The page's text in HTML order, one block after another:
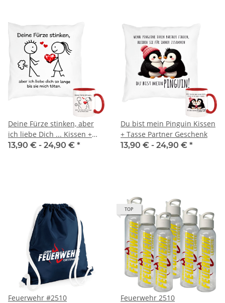
Deine Fürze stinken, aber
ich liebe Dich ... Kissen +
Tasse Strichfiguren
13,90 € - 24,90 € *
Du bist mein Pinguin Kissen
+ Tasse Partner Geschenk
13,90 € - 24,90 € *
Feuerwehr #2510
TOP
Feuerwehr 2510